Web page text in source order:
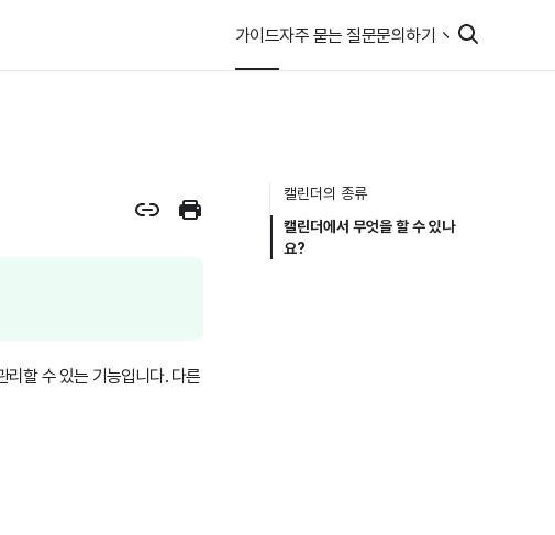
가이드자주 묻는 질문문의하기
리할 수 있는 기능입니다. 다른
캘린더의 종류
캘린더에서 무엇을 할 수 있나
요?